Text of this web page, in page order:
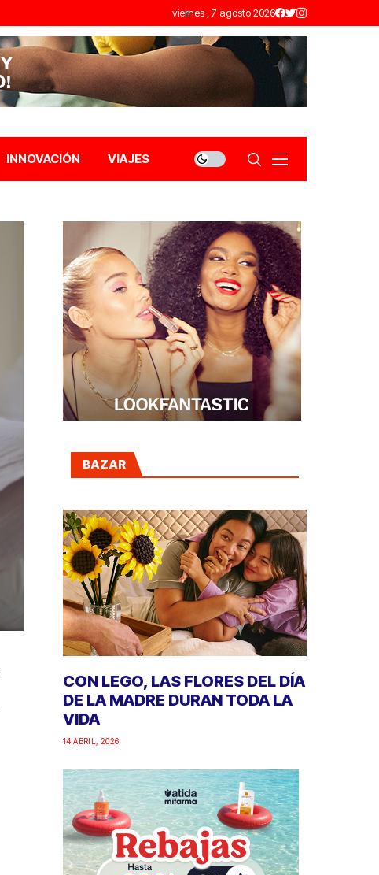
viernes , 7 agosto 2026
INNOVACIÓN VIAJES
BAZAR
CON LEGO, LAS FLORES DEL DÍA
DE LA MADRE DURAN TODA LA
VIDA
14 ABRIL, 2026